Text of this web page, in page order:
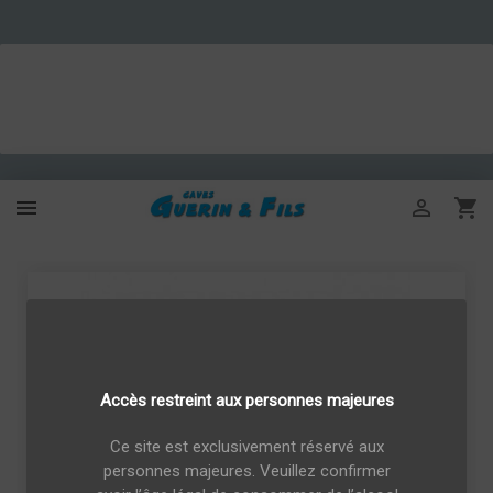
Accès restreint aux personnes majeures
Ce site est exclusivement réservé aux
personnes majeures. Veuillez confirmer
 
